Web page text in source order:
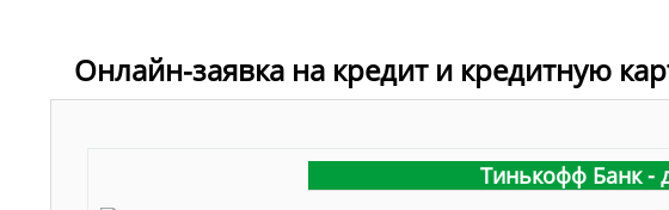
Онлайн-заявка на кредит и кредитную
Тинькофф Банк -